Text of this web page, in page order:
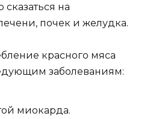
на
почек и желудка.
красного мяса
заболеваниям:
миокарда.